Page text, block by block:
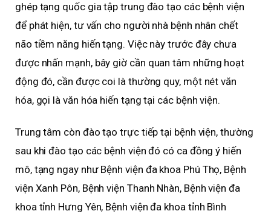
ghép tạng quốc gia tập trung đào tạo các bệnh viện
để phát hiện, tư vấn cho người nhà bệnh nhân chết
não tiềm năng hiến tạng. Việc này trước đây chưa
được nhấn mạnh, bây giờ cần quan tâm những hoạt
động đó, cần được coi là thường quy, một nét văn
hóa, gọi là văn hóa hiến tạng tại các bệnh viện.
Trung tâm còn đào tạo trực tiếp tại bệnh viện, thường
sau khi đào tạo các bệnh viện đó có ca đồng ý hiến
mô, tạng ngay như Bệnh viện đa khoa Phú Thọ, Bệnh
viện Xanh Pôn, Bệnh viện Thanh Nhàn, Bệnh viện đa
khoa tỉnh Hưng Yên, Bệnh viện đa khoa tỉnh Bình